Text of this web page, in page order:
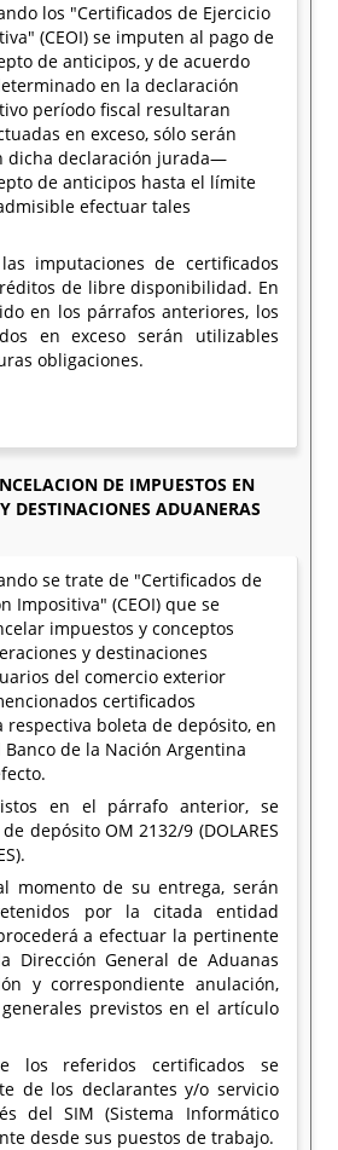
los "Certificados de Ejercicio
(CEOI) se imputen al pago de
de anticipos, y de acuerdo
en la declaración
período fiscal resultaran
en exceso, sólo serán
dicha declaración jurada—
de anticipos hasta el límite
efectuar tales
imputaciones de certificados
de libre disponibilidad. En
en los párrafos anteriores, los
en exceso serán utilizables
obligaciones.
DE IMPUESTOS EN
DESTINACIONES ADUANERAS
se trate de "Certificados de
Impositiva" (CEOI) que se
impuestos y conceptos
y destinaciones
del comercio exterior
certificados
boleta de depósito, en
de la Nación Argentina
en el párrafo anterior, se
depósito OM 2132/9 (DOLARES
momento de su entrega, serán
por la citada entidad
a efectuar la pertinente
Dirección General de Aduanas
y correspondiente anulación,
previstos en el artículo
los referidos certificados se
de los declarantes y/o servicio
del SIM (Sistema Informático
desde sus puestos de trabajo.